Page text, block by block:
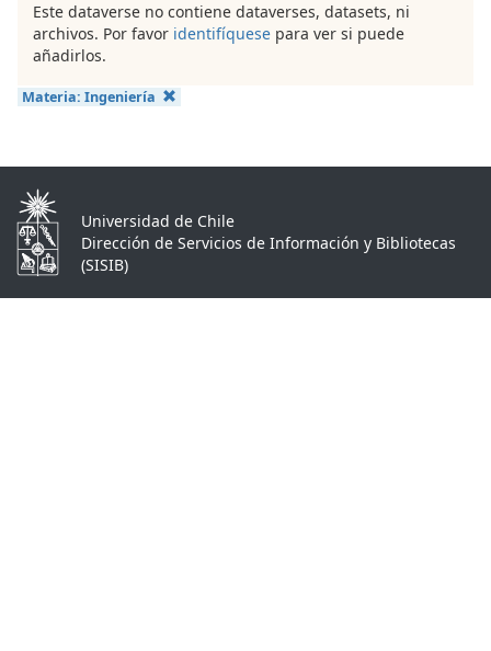
Este dataverse no contiene dataverses, datasets, ni
archivos. Por favor identifíquese para ver si puede
añadirlos.
Materia: Ingeniería
Universidad de Chile
Dirección de Servicios de Información y Bibliotecas
(SISIB)